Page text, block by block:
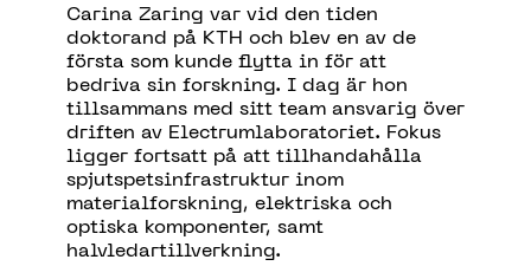
Carina Zaring var vid den tiden
doktorand på KTH och blev en av de
första som kunde flytta in för att
bedriva sin forskning. I dag är hon
tillsammans med sitt team ansvarig över
driften av Electrumlaboratoriet. Fokus
ligger fortsatt på att tillhandahålla
spjutspetsinfrastruktur inom
materialforskning, elektriska och
optiska komponenter, samt
halvledartillverkning.